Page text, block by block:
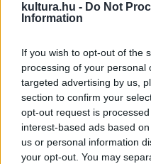
kultura.hu - Do Not
Information
If you wish to opt-out of the
processing of your personal
targeted advertising by us,
section to confirm your
opt-out request is
interest-based ads based
us or personal information
your opt-out. You may
művészetét. Fellép Corina
Zene Fesztivál egykori két
elhangzik Ligeti György
Ebből az alkalomból
Szimfonikus költemény
amelynek megszólaltatása
közönséget is bevonják.